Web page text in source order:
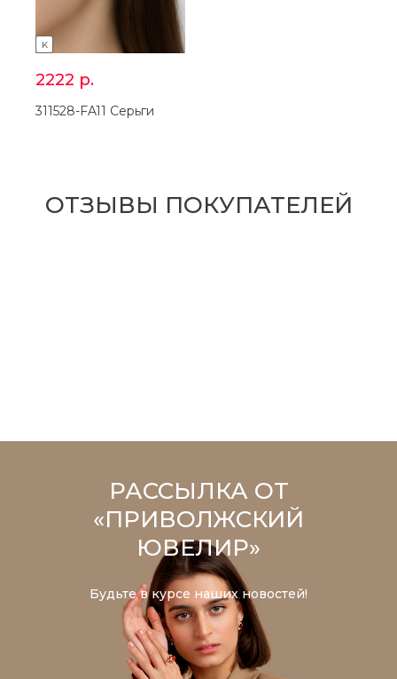
K
2222 р.
311528-FA11 Серьги
ОТЗЫВЫ ПОКУПАТЕЛЕЙ
РАССЫЛКА ОТ
«ПРИВОЛЖСКИЙ
ЮВЕЛИР»
Будьте в курсе наших новостей!